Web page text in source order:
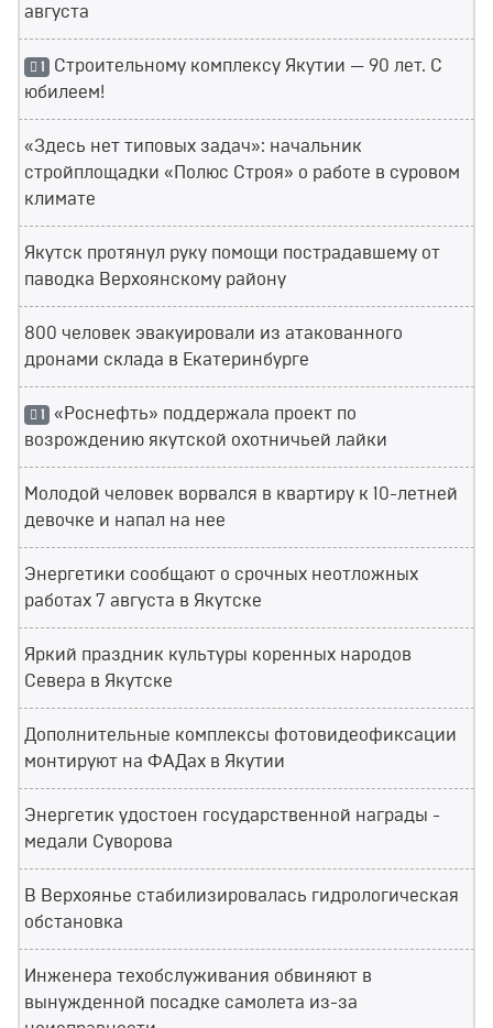
августа
1 Строительному комплексу Якутии — 90 лет. С
юбилеем!
«Здесь нет типовых задач»: начальник
стройплощадки «Полюс Строя» о работе в суровом
климате
Якутск протянул руку помощи пострадавшему от
паводка Верхоянскому району
800 человек эвакуировали из атакованного
дронами склада в Екатеринбурге
1 «Роснефть» поддержала проект по
возрождению якутской охотничьей лайки
Молодой человек ворвался в квартиру к 10-летней
девочке и напал на нее
Энергетики сообщают о срочных неотложных
работах 7 августа в Якутске
Яркий праздник культуры коренных народов
Севера в Якутске
Дополнительные комплексы фотовидеофиксации
монтируют на ФАДах в Якутии
Энергетик удостоен государственной награды -
медали Суворова
В Верхоянье стабилизировалась гидрологическая
обстановка
Инженера техобслуживания обвиняют в
вынужденной посадке самолета из-за